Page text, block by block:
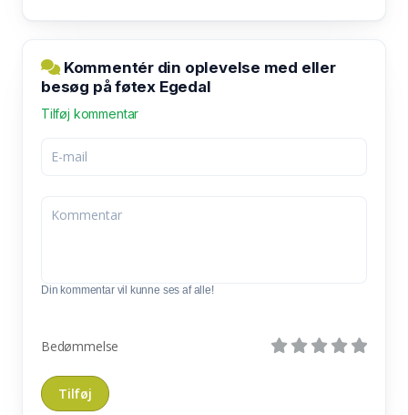
Kommentér din oplevelse med eller
besøg på føtex Egedal
Tilføj kommentar
Din kommentar vil kunne ses af alle!
Bedømmelse